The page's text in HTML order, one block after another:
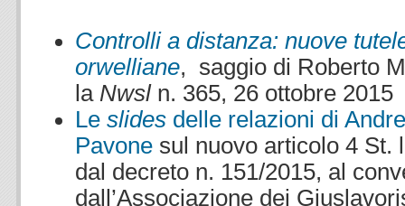
Controlli a distanza: nuove
orwelliane, saggio di Roberto
la Nwsln. 365, 26 ottobre 2015
Le slides delle relazioni di
Pavone sul nuovo articolo 4 St.
dal decreto n. 151/2015, al
dall’Associazione dei